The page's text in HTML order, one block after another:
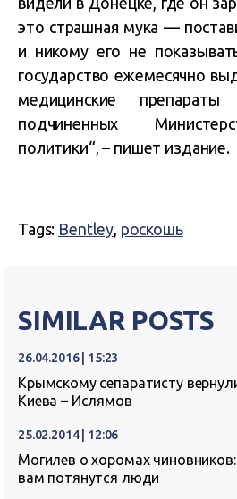
это страшная мука —
и никому его не
государство ежемесячно
медицинские
подчиненных
политики“, – пишет издание.
Tags: Bentley, роскошь
SIMILAR POSTS
26.04.2016 | 15:23
Крымскому сепаратисту
Киева – Ислямов
25.02.2014 | 12:06
Могилев о хоромах
вам потянутся люди